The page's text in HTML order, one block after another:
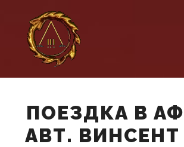
ПОЕЗДКА В
АВТ. ВИНСЕНТ